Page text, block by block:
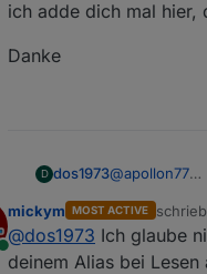
ich adde dich mal hier,
Danke
D dos1973@apollon77
Musste aber
Frage.
ich habe DP
Online
mickym MOST ACTIVE
zuletzt
@dos1973 Ich glaube
deinem Alias bei